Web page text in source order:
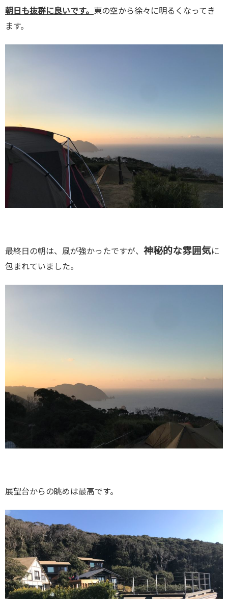
朝日も抜群に良いです。
東の空から徐々に明るくなってき
ます。
最終日の朝は、風が強かったですが、 神秘的な雰囲気に
包まれていました。
展望台からの眺めは最高です。